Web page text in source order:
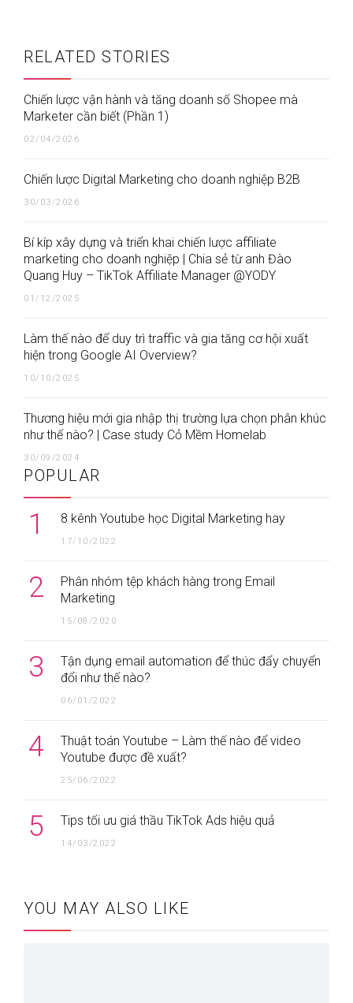
RELATED STORIES
Chiến lược vận hành và tăng doanh số Shopee mà
Marketer cần biết (Phần 1)
02/04/2026
Chiến lược Digital Marketing cho doanh nghiệp B2B
30/03/2026
Bí kíp xây dựng và triển khai chiến lược affiliate
marketing cho doanh nghiệp | Chia sẻ từ anh Đào
Quang Huy – TikTok Affiliate Manager @YODY
01/12/2025
Làm thế nào để duy trì traffic và gia tăng cơ hội xuất
hiện trong Google AI Overview?
10/10/2025
Thương hiệu mới gia nhập thị trường lựa chọn phân khúc
như thế nào? | Case study Cỏ Mềm Homelab
30/09/2024
POPULAR
1 8 kênh Youtube học Digital Marketing hay
17/10/2022
2
Phân nhóm tệp khách hàng trong Email
Marketing
15/08/2020
3
Tận dụng email automation để thúc đẩy chuyển
đổi như thế nào?
06/01/2022
4
Thuật toán Youtube – Làm thế nào để video
Youtube được đề xuất?
25/06/2022
5 Tips tối ưu giá thầu TikTok Ads hiệu quả
14/03/2022
YOU MAY ALSO LIKE